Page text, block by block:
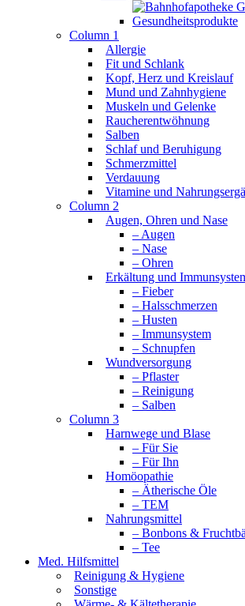
Column 1
Allergie
Fit und Schlank
Kopf, Herz und Kreislauf
Mund und Zahnhygiene
Muskeln und Gelenke
Raucherentwöhnung
Salben
Schlaf und Beruhigung
Schmerzmittel
Verdauung
Vitamine und
Column 2
Augen, Ohren und Nase
– Augen
– Nase
– Ohren
Erkältung und
– Fieber
– Halsschmerzen
– Husten
– Immunsystem
– Schnupfen
Wundversorgung
– Pflaster
– Reinigung
– Salben
Column 3
Harnwege und Blase
– Für Sie
– Für Ihn
Homöopathie
– Ätherische Öle
– TEM
Nahrungsmittel
– Bonbons &
– Tee
Med. Hilfsmittel
Reinigung & Hygiene
Sonstige